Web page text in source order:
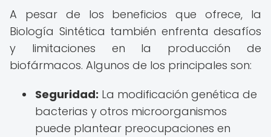
A pesar de los beneficios que ofrece, la
Biología Sintética también enfrenta desafíos
y limitaciones en la producción de
biofármacos. Algunos de los principales son:
Seguridad: La modificación genética de
bacterias y otros microorganismos
puede plantear preocupaciones en